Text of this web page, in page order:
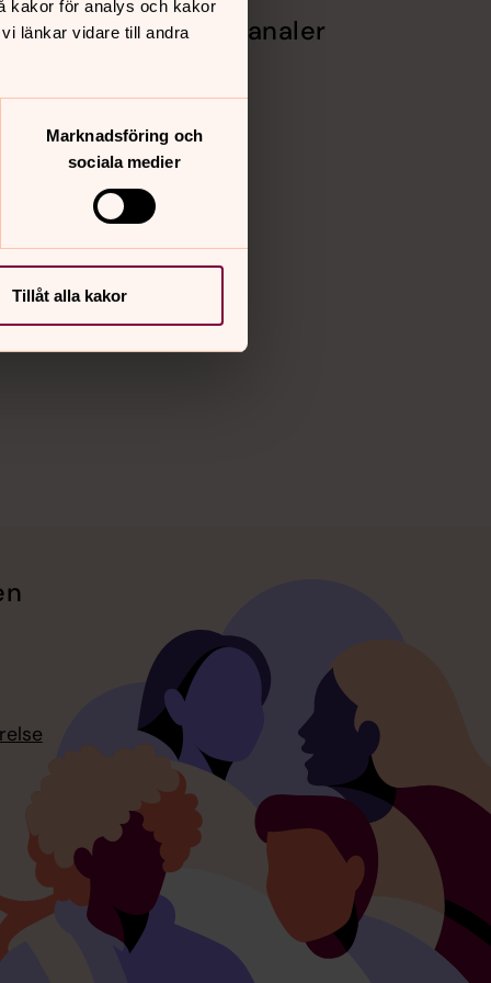
kakor för analys och kakor
länkar vidare till andra
Marknadsföring och
sociala medier
Tillåt alla kakor
Sociala kanaler
Instagram